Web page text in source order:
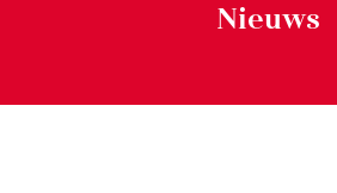
Nieuws